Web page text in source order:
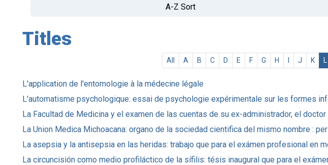
A-Z Sort
Titles
All A B C D E F G H I J K L
L'application de l'entomologie à la médecine légale
L'automatisme psychologique: essai de psychologie expérimentale sur les formes
La Facultad de Medicina y el examen de las cuentas de su ex-administrador, el
La Union Medica Michoacana: organo de la sociedad cientifica del mismo nombre :
La asepsia y la antisepsia en las heridas: trabajo que para el exámen profesional en
La circuncisión como medio profiláctico de la sífilis: tésis inaugural que para el